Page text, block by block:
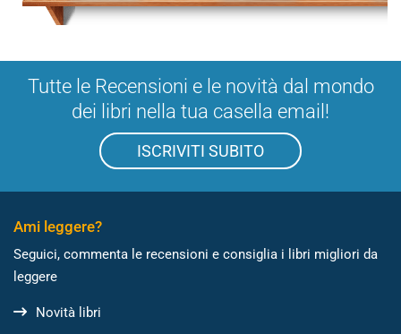
Tutte le Recensioni e le novità dal mondo
dei libri nella tua casella email!
ISCRIVITI SUBITO
Ami leggere?
Seguici, commenta le recensioni e consiglia i libri migliori da
leggere
Novità libri